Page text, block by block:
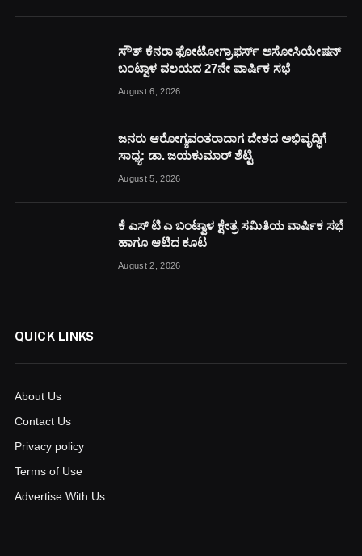
ಸೌತ್ ಕೆನರಾ ಫೋಟೋಗ್ರಾಫರ್ಸ್ ಅಸೋಸಿಯೇಷನ್
ಬಂಟ್ವಾಳ ವಲಯದ 27ನೇ ವಾರ್ಷಿಕ ಸಭೆ
August 6, 2026
ಜನರು ಆರೋಗ್ಯವಂತರಾದಾಗ ದೇಶದ ಅಭಿವೃದ್ಧಿಗೆ
ಸಾಧ್ಯ: ಡಾ. ಜಯಕುಮಾರ್ ಶೆಟ್ಟಿ
August 5, 2026
ಕೆ ಎಸ್ ಟಿ ಎ ಬಂಟ್ವಾಳ ಕ್ಷೇತ್ರ ಸಮಿತಿಯ ವಾರ್ಷಿಕ ಸಭೆ
ಹಾಗೂ ಆಟಿದ ಕೂಟ
August 2, 2026
QUICK LINKS
About Us
Contact Us
Privacy policy
Terms of Use
Advertise With Us